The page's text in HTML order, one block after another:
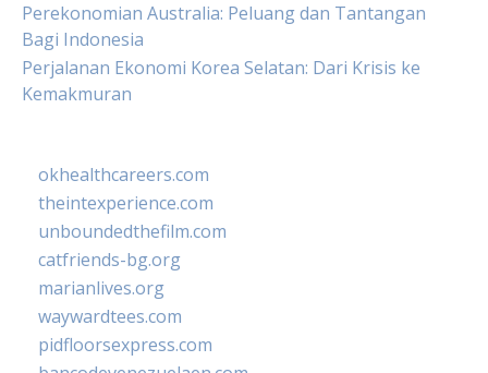
Perekonomian Australia: Peluang dan Tantangan
Bagi Indonesia
Perjalanan Ekonomi Korea Selatan: Dari Krisis ke
Kemakmuran
okhealthcareers.com
theintexperience.com
unboundedthefilm.com
catfriends-bg.org
marianlives.org
waywardtees.com
pidfloorsexpress.com